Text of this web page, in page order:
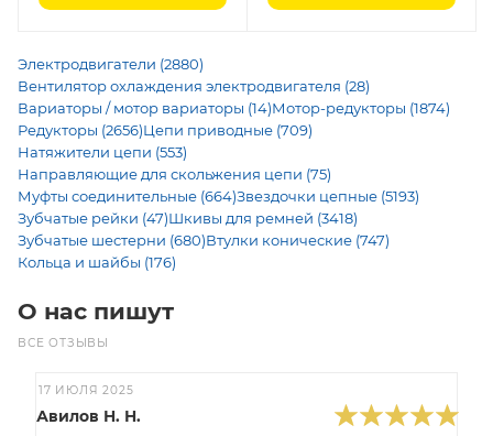
Электродвигатели (2880)
Вентилятор охлаждения электродвигателя (28)
Вариаторы / мотор вариаторы (14)Мотор-редукторы (1874)
Редукторы (2656)Цепи приводные (709)
Натяжители цепи (553)
Направляющие для скольжения цепи (75)
Муфты соединительные (664)Звездочки цепные (5193)
Зубчатые рейки (47)Шкивы для ремней (3418)
Зубчатые шестерни (680)Втулки конические (747)
Кольца и шайбы (176)
О нас пишут
ВСЕ ОТЗЫВЫ
17 ИЮЛЯ 2025
Авилов Н. Н.